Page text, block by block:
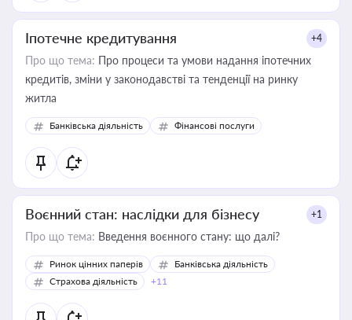
Іпотечне кредитування +4
Про що тема: Про процеси та умови надання іпотечних
кредитів, зміни у законодавстві та тенденції на ринку
житла
Банківська діяльність Фінансові послуги
Воєнний стан: наслідки для бізнесу +1
Про що тема: Введення воєнного стану: що далі?
Ринок цінних паперів
Банківська діяльність
Страхова діяльність
+11